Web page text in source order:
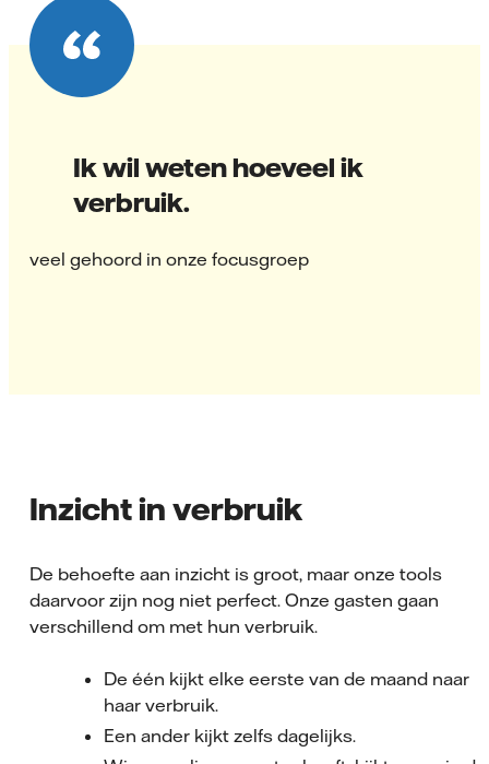
Ik wil weten hoeveel ik
verbruik.
veel gehoord in onze focusgroep
Inzicht in verbruik
De behoefte aan inzicht is groot, maar onze tools
daarvoor zijn nog niet perfect. Onze gasten gaan
verschillend om met hun verbruik.
De één kijkt elke eerste van de maand naar
haar verbruik.
Een ander kijkt zelfs dagelijks.